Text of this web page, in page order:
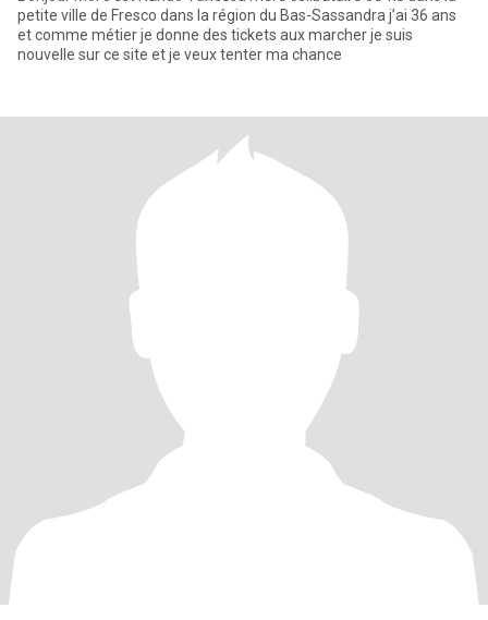
petite ville de Fresco dans la région du Bas-Sassandra j’ai 36 ans
et comme métier je donne des tickets aux marcher je suis
nouvelle sur ce site et je veux tenter ma chance